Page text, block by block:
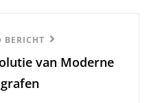
BERICHT
van Moderne